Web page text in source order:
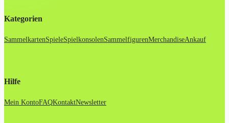
Kategorien
SammelkartenSpieleSpielkonsolenSammelfigurenMerchandiseAnkauf
Hilfe
Mein KontoFAQKontaktNewsletter